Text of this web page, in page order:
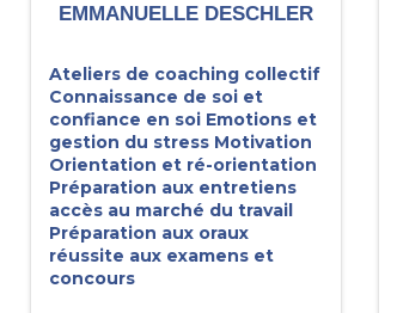
EMMANUELLE DESCHLER
Ateliers de coaching collectif
Connaissance de soi et
confiance en soi Emotions et
gestion du stress Motivation
Orientation et ré-orientation
Préparation aux entretiens
accès au marché du travail
Préparation aux oraux
réussite aux examens et
concours